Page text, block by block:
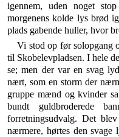
igennem, uden noget
morgenens kolde lys brød
plads gabende huller, hvor
Vi stod op før solopgang
til Skobelevpladsen. I hele
se; men der var en svag
nært, som en storm der
gruppe mænd og kvinder
bundt guldbroderede
forretningsudvalg. Det
nærmere, hørtes den